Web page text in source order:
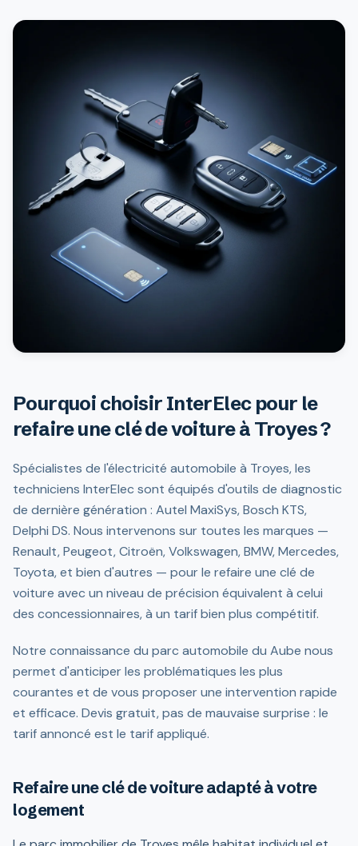
Pourquoi choisir InterElec pour le
refaire une clé de voiture à Troyes ?
Spécialistes de l'électricité automobile à Troyes, les
techniciens InterElec sont équipés d'outils de diagnostic
de dernière génération : Autel MaxiSys, Bosch KTS,
Delphi DS. Nous intervenons sur toutes les marques —
Renault, Peugeot, Citroën, Volkswagen, BMW, Mercedes,
Toyota, et bien d'autres — pour le refaire une clé de
voiture avec un niveau de précision équivalent à celui
des concessionnaires, à un tarif bien plus compétitif.
Notre connaissance du parc automobile du Aube nous
permet d'anticiper les problématiques les plus
courantes et de vous proposer une intervention rapide
et efficace. Devis gratuit, pas de mauvaise surprise : le
tarif annoncé est le tarif appliqué.
Refaire une clé de voiture adapté à votre
logement